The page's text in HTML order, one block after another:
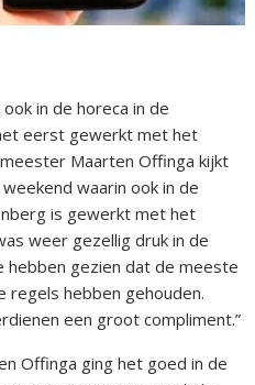
in de horeca in de
eerst gewerkt met het
Maarten Offinga kijkt
waarin ook in de
is gewerkt met het
weer gezellig druk in de
hebben gezien dat de meeste
regels hebben gehouden.
een groot compliment.”
Offinga ging het goed in de